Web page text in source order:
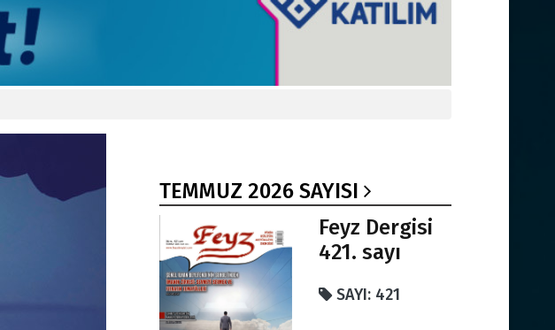
TEMMUZ 2026 SAYISI
Feyz Dergisi
421. sayı
SAYI: 421